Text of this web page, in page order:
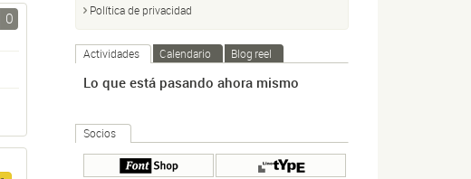
0
Política de privacidad
Actividades Calendario Blog reel
Lo que está pasando ahora mismo
Socios